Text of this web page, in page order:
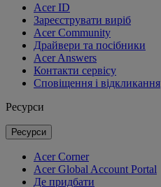
Acer ID
Зареєструвати виріб
Acer Community
Драйвери та посібники
Acer Answers
Контакти сервісу
Сповіщення і відкликання
Ресурси
Ресурси
Acer Corner
Acer Global Account Portal
Де придбати